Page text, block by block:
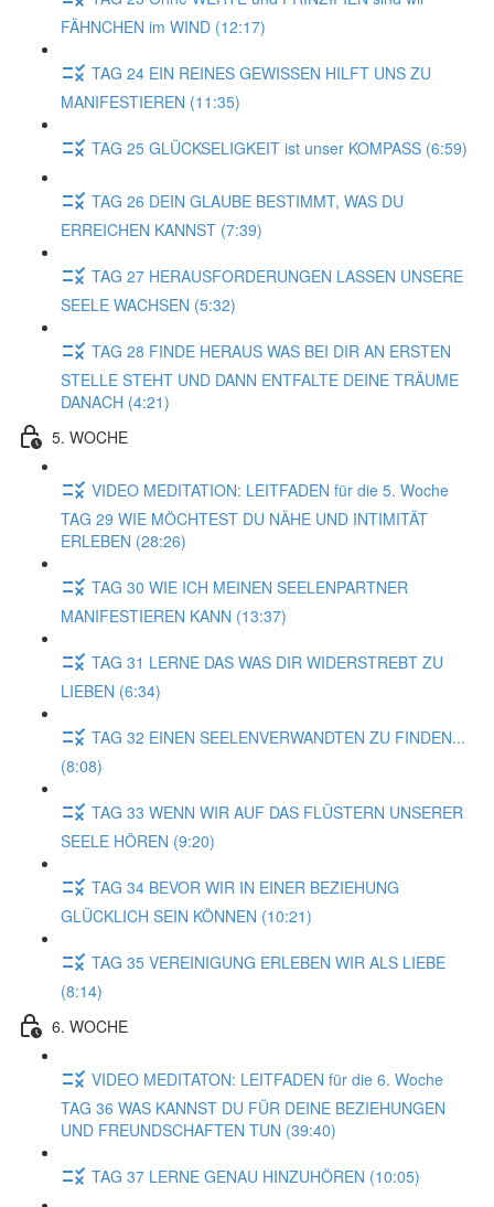
FÄHNCHEN im WIND (12:17)
TAG 24 EIN REINES GEWISSEN HILFT UNS ZU
MANIFESTIEREN (11:35)
TAG 25 GLÜCKSELIGKEIT ist unser KOMPASS (6:59)
TAG 26 DEIN GLAUBE BESTIMMT, WAS DU
ERREICHEN KANNST (7:39)
TAG 27 HERAUSFORDERUNGEN LASSEN UNSERE
SEELE WACHSEN (5:32)
TAG 28 FINDE HERAUS WAS BEI DIR AN ERSTEN
STELLE STEHT UND DANN ENTFALTE DEINE TRÄUME
DANACH (4:21)
5. WOCHE
VIDEO MEDITATION: LEITFADEN für die 5. Woche
TAG 29 WIE MÖCHTEST DU NÄHE UND INTIMITÄT
ERLEBEN (28:26)
TAG 30 WIE ICH MEINEN SEELENPARTNER
MANIFESTIEREN KANN (13:37)
TAG 31 LERNE DAS WAS DIR WIDERSTREBT ZU
LIEBEN (6:34)
TAG 32 EINEN SEELENVERWANDTEN ZU FINDEN...
(8:08)
TAG 33 WENN WIR AUF DAS FLÜSTERN UNSERER
SEELE HÖREN (9:20)
TAG 34 BEVOR WIR IN EINER BEZIEHUNG
GLÜCKLICH SEIN KÖNNEN (10:21)
TAG 35 VEREINIGUNG ERLEBEN WIR ALS LIEBE
(8:14)
6. WOCHE
VIDEO MEDITATON: LEITFADEN für die 6. Woche
TAG 36 WAS KANNST DU FÜR DEINE BEZIEHUNGEN
UND FREUNDSCHAFTEN TUN (39:40)
TAG 37 LERNE GENAU HINZUHÖREN (10:05)